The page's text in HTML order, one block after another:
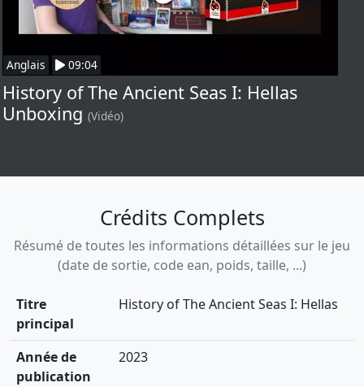
Anglais 09:04
History of The Ancient Seas I: Hellas
Unboxing (Vidéo)
Crédits Complets
Résumé de toutes les informations détaillées sur le jeu
(date de sortie, code ean, poids, taille, ...)
Titre
principal
History of The Ancient Seas I: Hellas
Année de
publication
2023